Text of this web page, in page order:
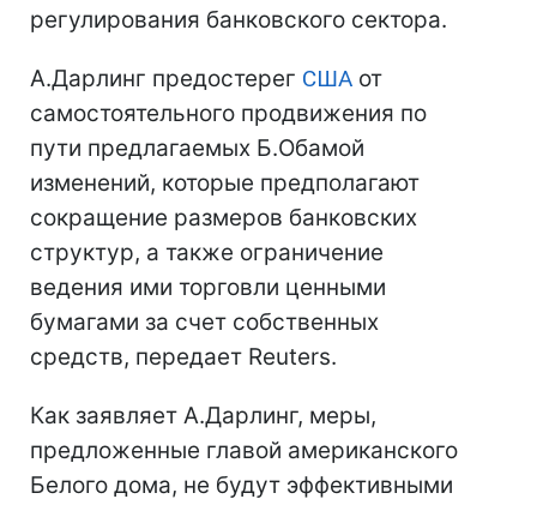
регулирования банковского сектора.
А.Дарлинг предостерег США от
самостоятельного продвижения по
пути предлагаемых Б.Обамой
изменений, которые предполагают
сокращение размеров банковских
структур, а также ограничение
ведения ими торговли ценными
бумагами за счет собственных
средств, передает Reuters.
Как заявляет А.Дарлинг, меры,
предложенные главой американского
Белого дома, не будут эффективными